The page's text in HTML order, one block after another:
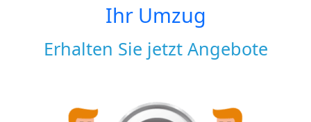
Ihr Umzug
Erhalten Sie jetzt Angebote